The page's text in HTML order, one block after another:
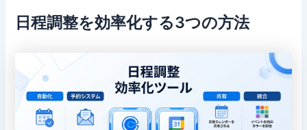
日程調整を効率化する3つの方法